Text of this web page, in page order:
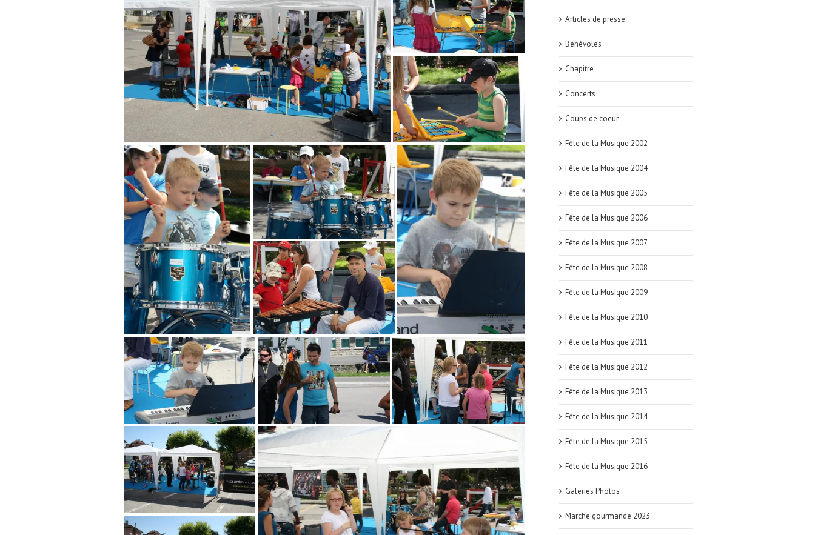
Articles de presse
Bénévoles
Chapitre
Concerts
Coups de coeur
Fête de la Musique 2002
Fête de la Musique 2004
Fête de la Musique 2005
Fête de la Musique 2006
Fête de la Musique 2007
Fête de la Musique 2008
Fête de la Musique 2009
Fête de la Musique 2010
Fête de la Musique 2011
Fête de la Musique 2012
Fête de la Musique 2013
Fête de la Musique 2014
Fête de la Musique 2015
Fête de la Musique 2016
Galeries Photos
Marche gourmande 2023